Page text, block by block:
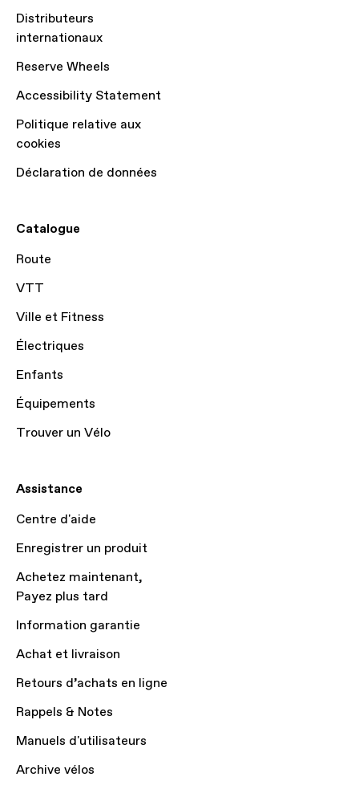
Distributeurs
internationaux
Reserve Wheels
Accessibility Statement
Politique relative aux
cookies
Déclaration de données
Catalogue
Route
VTT
Ville et Fitness
Électriques
Enfants
Équipements
Trouver un Vélo
Assistance
Centre d'aide
Enregistrer un produit
Achetez maintenant,
Payez plus tard
Information garantie
Achat et livraison
Retours d’achats en ligne
Rappels & Notes
Manuels d'utilisateurs
Archive vélos